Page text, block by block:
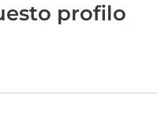
profilo